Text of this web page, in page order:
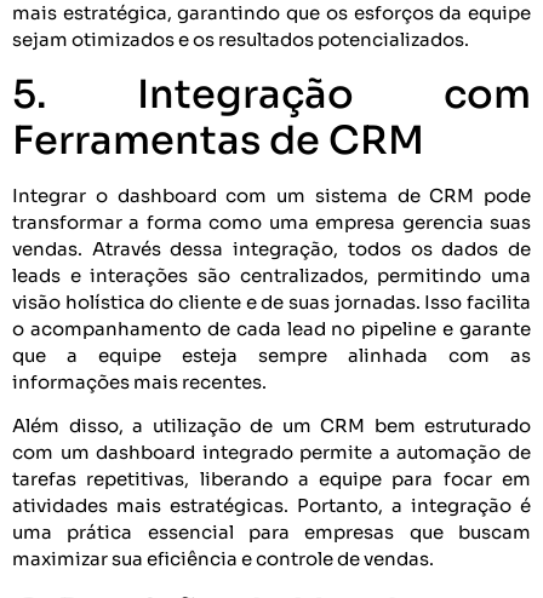
mais estratégica, garantindo que os esforços da equipe
sejam otimizados e os resultados potencializados.
5. Integração com
Ferramentas de CRM
Integrar o dashboard com um sistema de CRM pode
transformar a forma como uma empresa gerencia suas
vendas. Através dessa integração, todos os dados de
leads e interações são centralizados, permitindo uma
visão holística do cliente e de suas jornadas. Isso facilita
o acompanhamento de cada lead no pipeline e garante
que a equipe esteja sempre alinhada com as
informações mais recentes.
Além disso, a utilização de um CRM bem estruturado
com um dashboard integrado permite a automação de
tarefas repetitivas, liberando a equipe para focar em
atividades mais estratégicas. Portanto, a integração é
uma prática essencial para empresas que buscam
maximizar sua eficiência e controle de vendas.